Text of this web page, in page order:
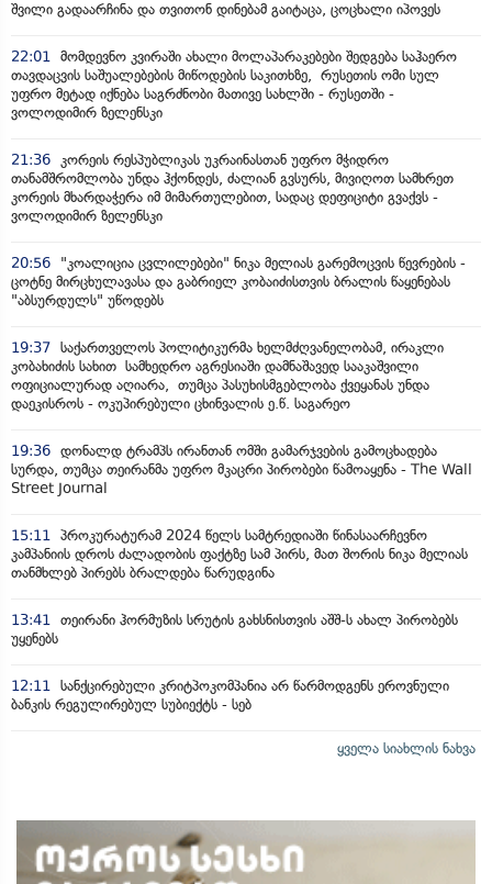
შვილი გადაარჩინა და თვითონ დინებამ გაიტაცა, ცოცხალი იპოვეს
22:01 მომდევნო კვირაში ახალი მოლაპარაკებები შედგება საჰაერო
თავდაცვის საშუალებების მიწოდების საკითხზე, რუსეთის ომი სულ
უფრო მეტად იქნება საგრძნობი მათივე სახლში - რუსეთში -
ვოლოდიმირ ზელენსკი
21:36 კორეის რესპუბლიკას უკრაინასთან უფრო მჭიდრო
თანამშრომლობა უნდა ჰქონდეს, ძალიან გვსურს, მივიღოთ სამხრეთ
კორეის მხარდაჭერა იმ მიმართულებით, სადაც დეფიციტი გვაქვს -
ვოლოდიმირ ზელენსკი
20:56
"კოალიცია ცვლილებები" ნიკა მელიას გარემოცვის წევრების -
ცოტნე მირცხულავასა და გაბრიელ კობაიძისთვის ბრალის წაყენებას
"აბსურდულს" უწოდებს
19:37 საქართველოს პოლიტიკურმა ხელმძღვანელობამ, ირაკლი
კობახიძის სახით სამხედრო აგრესიაში დამნაშავედ სააკაშვილი
ოფიციალურად აღიარა, თუმცა პასუხისმგებლობა ქვეყანას უნდა
დაეკისროს - ოკუპირებული ცხინვალის ე.წ. საგარეო
19:36 დონალდ ტრამპს ირანთან ომში გამარჯვების გამოცხადება
სურდა, თუმცა თეირანმა უფრო მკაცრი პირობები წამოაყენა - The Wall
Street Journal
15:11 პროკურატურამ 2024 წელს სამტრედიაში წინასაარჩევნო
კამპანიის დროს ძალადობის ფაქტზე სამ პირს, მათ შორის ნიკა მელიას
თანმხლებ პირებს ბრალდება წარუდგინა
13:41 თეირანი ჰორმუზის სრუტის გახსნისთვის აშშ-ს ახალ პირობებს
უყენებს
12:11 სანქცირებული კრიტპოკომპანია არ წარმოდგენს ეროვნული
ბანკის რეგულირებულ სუბიექტს - სებ
ყველა სიახლის ნახვა